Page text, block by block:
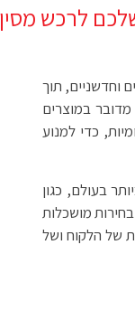
לרכש מסין
וחדשניים, תוך
מדובר במוצרים
כדי למנוע
בעולם, כגון
מושכלות
של הלקוח ושל